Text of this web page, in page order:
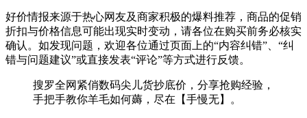
好价情报来源于热心网友及商家积极的爆料推荐，商品的促销
折扣与价格信息可能出现实时变动，请各位在购买前务必核实
确认。如发现问题，欢迎各位通过页面上的“内容纠错”、“纠
错与问题建议”或直接发表“评论”等方式进行反馈。
搜罗全网紧俏数码尖儿货抄底价，分享抢购经验，
手把手教你羊毛如何薅，尽在【手慢无】。